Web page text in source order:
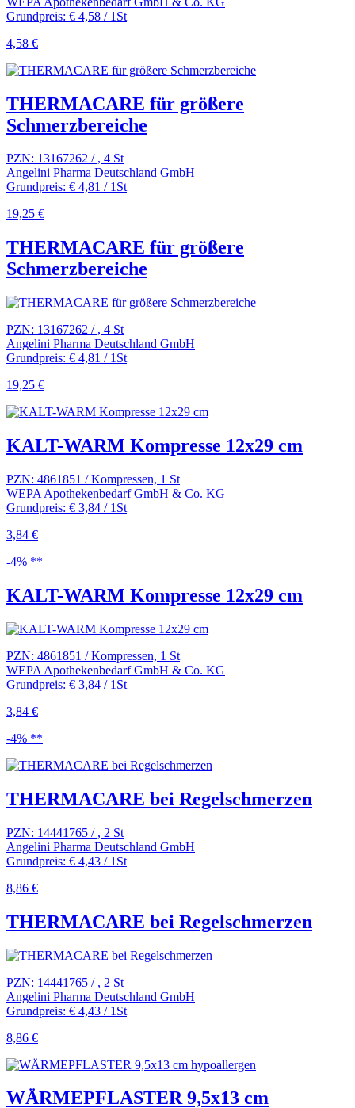
Grundpreis: € 4,58 / 1St
4,58 €
THERMACARE für größere
Schmerzbereiche
PZN: 13167262 / , 4 St
Angelini Pharma Deutschland GmbH
Grundpreis: € 4,81 / 1St
19,25 €
THERMACARE für größere
Schmerzbereiche
PZN: 13167262 / , 4 St
Angelini Pharma Deutschland GmbH
Grundpreis: € 4,81 / 1St
19,25 €
KALT-WARM Kompresse 12x29 cm
PZN: 4861851 / Kompressen, 1 St
WEPA Apothekenbedarf GmbH & Co. KG
Grundpreis: € 3,84 / 1St
3,84 €
-4% **
KALT-WARM Kompresse 12x29 cm
PZN: 4861851 / Kompressen, 1 St
WEPA Apothekenbedarf GmbH & Co. KG
Grundpreis: € 3,84 / 1St
3,84 €
-4% **
THERMACARE bei Regelschmerzen
PZN: 14441765 / , 2 St
Angelini Pharma Deutschland GmbH
Grundpreis: € 4,43 / 1St
8,86 €
THERMACARE bei Regelschmerzen
PZN: 14441765 / , 2 St
Angelini Pharma Deutschland GmbH
Grundpreis: € 4,43 / 1St
8,86 €
WÄRMEPFLASTER 9,5x13 cm